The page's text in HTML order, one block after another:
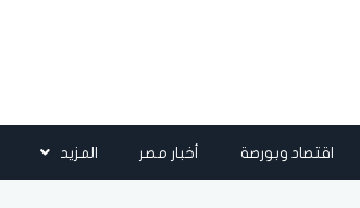
اقتصاد وبورصة أخبار مصر المزيد